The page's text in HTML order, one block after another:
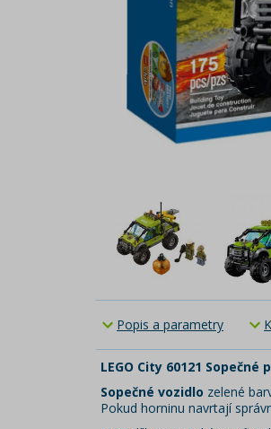
Popis a parametry
LEGO City 60121
Sopečné vozidlo zelené
Pokud horninu navrtají